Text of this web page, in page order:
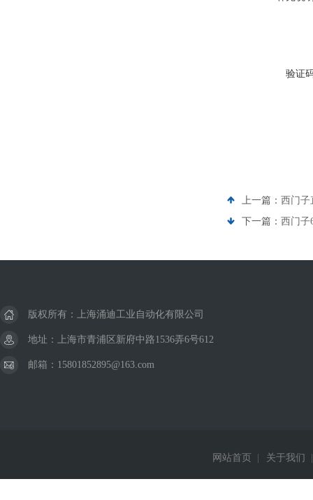
验证
上一篇： 西门子
下一篇： 西门子
版权所有：上海涌迪工业自动化有限公司
地址：上海市青浦区新府中路1536弄6号612
邮箱：15801852895@163.com
网站首页 关于我们